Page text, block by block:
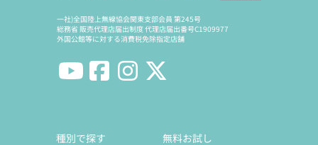
一社)全国陸上無線協会関東支部会員 第245号
総務省 販売代理店届出制度 代理店届出番号C1909977
外国公館等に対する消費税免除指定店舗
種別で探す
無料お試し